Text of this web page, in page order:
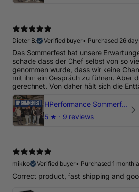
Dieter B.
Verified buyer• Purchased 26
Das Sommerfest hat unsere
schade dass der Chef selbst von so
genommen wurde, dass wir keine
mit ihm ein Gespräch zu führen. Aber
gerechnet. Von daher hält sich die
HPerformance Sommerfest 2026
5 ★ · 9 reviews
mikko
Verified buyer• Purchased 1 month
Correct product, fast shipping and